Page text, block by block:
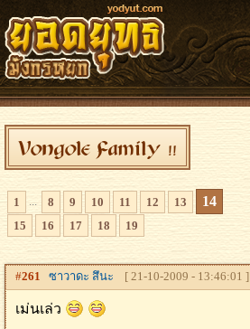
Vongole Family !!
1 ... 8 9 10 11 12 13 14
15 16 17 18 19
#261 ซาวาดะ สึนะ [ 21-10-2009 - 13:46:01 ]
เม่นเล่ว